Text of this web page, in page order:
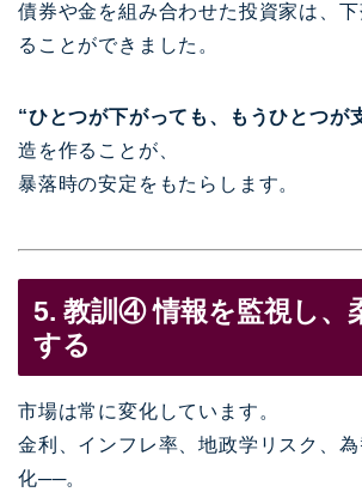
債券や金を組み合わせた投資家は、下
ることができました。
“ひとつが下がっても、もうひとつが
造を作ることが、
暴落時の安定をもたらします。
5. 教訓④ 情報を監視し、
する
市場は常に変化しています。
金利、インフレ率、地政学リスク、
化──。